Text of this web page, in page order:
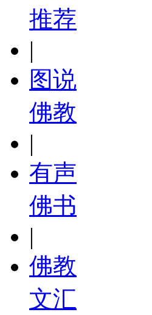
推荐
|
图说
佛教
|
有声
佛书
|
佛教
文汇